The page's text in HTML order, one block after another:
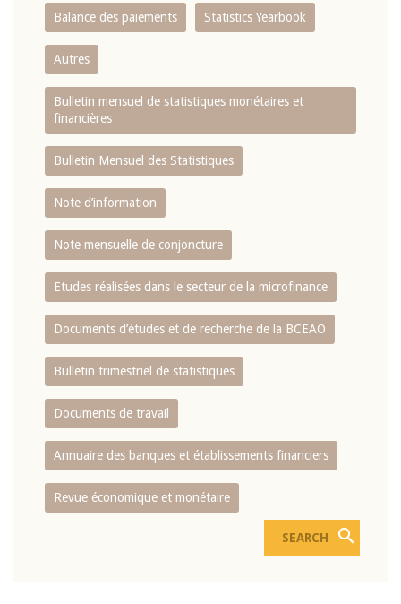
Balance des paiements Statistics Yearbook
Autres
Bulletin mensuel de statistiques monétaires et
financières
Bulletin Mensuel des Statistiques
Note d’information
Note mensuelle de conjoncture
Etudes réalisées dans le secteur de la microfinance
Documents d’études et de recherche de la BCEAO
Bulletin trimestriel de statistiques
Documents de travail
Annuaire des banques et établissements financiers
Revue économique et monétaire